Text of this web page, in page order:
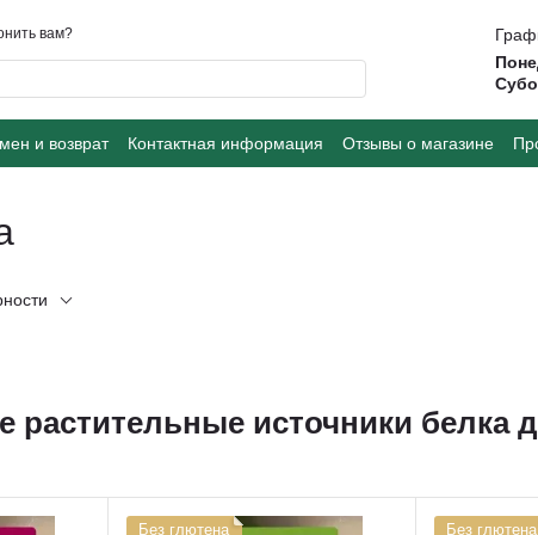
вам?
и возврат Контактная информация Отзывы о магазине
растительные источники белка
Без глютена Без глютена